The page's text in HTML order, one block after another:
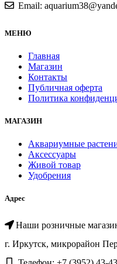
Email:
МЕНЮ
Главная
Магазин
Контакты
Публичная оферта
Политика
МАГАЗИН
Аквариумные
Аксессуары
Живой товар
Удобрения
Адрес
Наши розничные
г. Иркутск, микрорайон